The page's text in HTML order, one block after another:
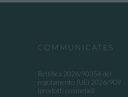
COMMUNICATES
Rettifica 2026/90354 del
regolamento (UE) 2026/909
(prodotti cosmetici)